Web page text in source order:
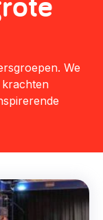
krachten
maken >
>
We